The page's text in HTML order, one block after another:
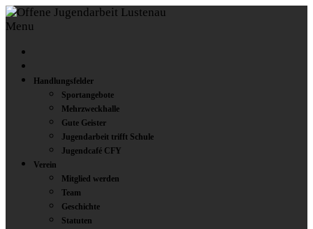
Menu
Handlungsfelder
Sportangebote
Mehrzweckhalle
Gute Geister
Jugendarbeit trifft Schule
Jugendcafé CFY
Verein
Mitglied werden
Team
Geschichte
Statuten